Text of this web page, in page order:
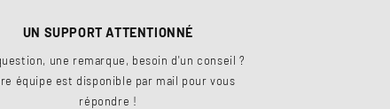
UN SUPPORT ATTENTIONNÉ
une remarque, besoin d'un conseil ?
équipe est disponible par mail pour vous
répondre !